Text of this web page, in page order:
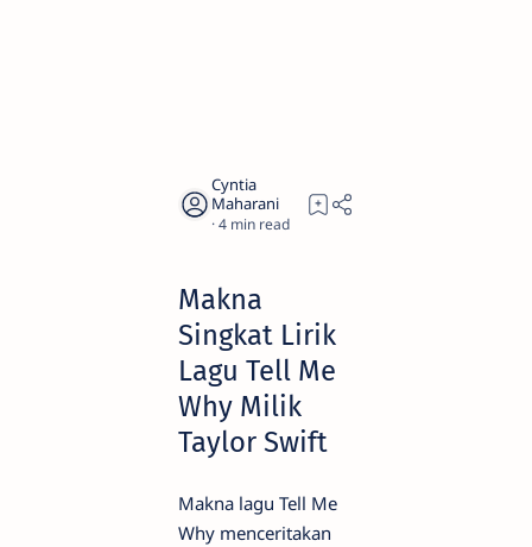
4
Makna
Singkat Lirik
Lagu Tell Me
Why Milik
Taylor Swift
Makna lagu Tell Me
Why menceritakan